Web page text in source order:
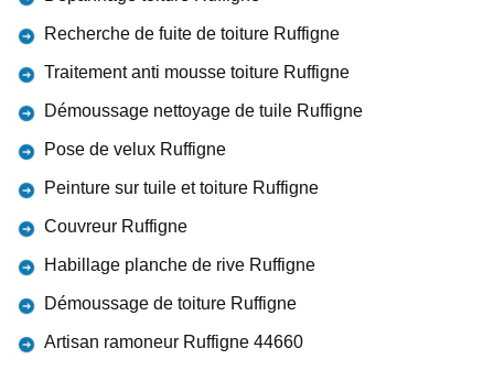
Recherche de fuite de toiture Ruffigne
Traitement anti mousse toiture Ruffigne
Démoussage nettoyage de tuile Ruffigne
Pose de velux Ruffigne
Peinture sur tuile et toiture Ruffigne
Couvreur Ruffigne
Habillage planche de rive Ruffigne
Démoussage de toiture Ruffigne
Artisan ramoneur Ruffigne 44660